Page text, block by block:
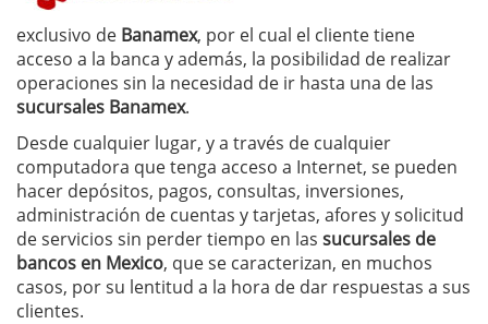
exclusivo de Banamex, por el cual el cliente tiene
acceso a la banca y además, la posibilidad de realizar
operaciones sin la necesidad de ir hasta una de las
sucursales Banamex.
Desde cualquier lugar, y a través de cualquier
computadora que tenga acceso a Internet, se pueden
hacer depósitos, pagos, consultas, inversiones,
administración de cuentas y tarjetas, afores y solicitud
de servicios sin perder tiempo en las sucursales de
bancos en Mexico, que se caracterizan, en muchos
casos, por su lentitud a la hora de dar respuestas a sus
clientes.